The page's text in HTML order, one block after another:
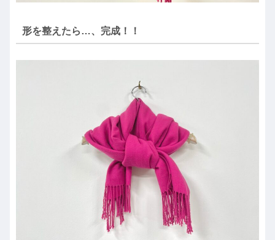
形を整えたら…、完成！！